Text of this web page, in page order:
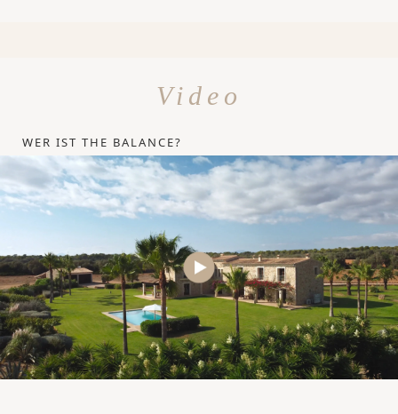
Video
WER IST THE BALANCE?